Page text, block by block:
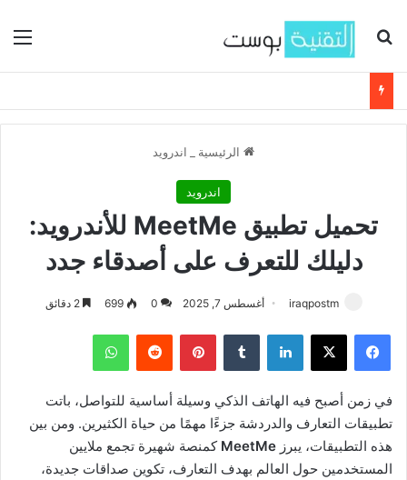
بحث عن
الرئيسية اندرويد
اندرويد
تحميل تطبيق MeetMe للأندرويد:
دليلك للتعرف على أصدقاء جدد
iraqpostm أغسطس 7, 2025 0
699 2 دقائق
فيسبوك لينكدإن بينتيريست
في زمن أصبح فيه الهاتف الذكي وسيلة أساسية للتواصل، باتت
تطبيقات التعارف والدردشة جزءًا مهمًا من حياة الكثيرين. ومن بين
هذه التطبيقات، يبرز MeetMe كمنصة شهيرة تجمع ملايين
المستخدمين حول العالم بهدف التعارف، تكوين صداقات جديدة،